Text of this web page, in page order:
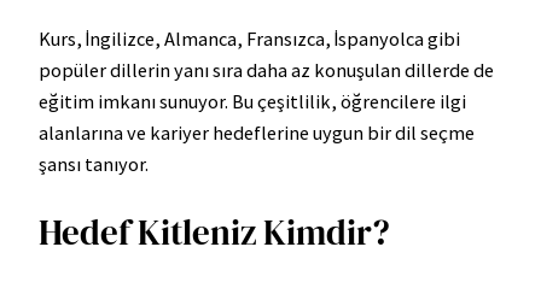
Kurs, İngilizce, Almanca, Fransızca, İspanyolca gibi
popüler dillerin yanı sıra daha az konuşulan dillerde de
eğitim imkanı sunuyor. Bu çeşitlilik, öğrencilere ilgi
alanlarına ve kariyer hedeflerine uygun bir dil seçme
şansı tanıyor.
Hedef Kitleniz Kimdir?